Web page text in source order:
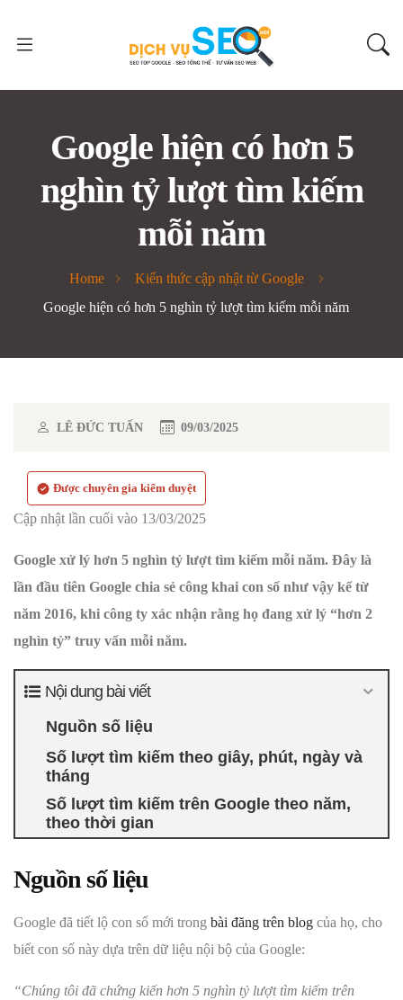
Google hiện có hơn 5
nghìn tỷ lượt tìm kiếm
mỗi năm
Home
Kiến thức cập nhật từ Google
Google hiện có hơn 5 nghìn tỷ lượt tìm kiếm mỗi năm
LÊ ĐỨC TUẤN 09/03/2025
Được chuyên gia kiểm duyệt
Cập nhật lần cuối vào 13/03/2025
Google xử lý hơn 5 nghìn tỷ lượt tìm kiếm mỗi năm. Đây là
lần đầu tiên Google chia sẻ công khai con số như vậy kể từ
năm 2016, khi công ty xác nhận rằng họ đang xử lý “hơn 2
nghìn tỷ” truy vấn mỗi năm.
Nội dung bài viết
Nguồn số liệu
Số lượt tìm kiếm theo giây, phút, ngày và
tháng
Số lượt tìm kiếm trên Google theo năm,
theo thời gian
Nguồn số liệu
Google đã tiết lộ con số mới trong bài đăng trên blog của họ, cho
biết con số này dựa trên dữ liệu nội bộ của Google:
“Chúng tôi đã chứng kiến ​​hơn 5 nghìn tỷ lượt tìm kiếm trên